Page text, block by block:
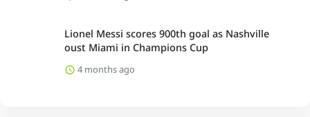
Lionel Messi scores 900th goal as Nashville
oust Miami in Champions Cup
4 months ago